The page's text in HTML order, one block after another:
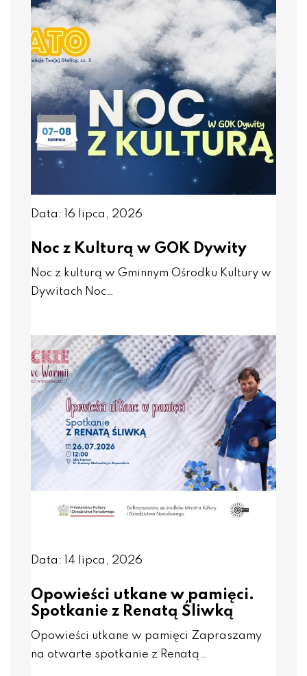
Data: 16 lipca, 2026
Noc z Kulturą w GOK Dywity
Noc z kulturą w Gminnym Ośrodku Kultury w
Dywitach Noc…
Data: 14 lipca, 2026
Opowieści utkane w pamięci.
Spotkanie z Renatą Śliwką
Opowieści utkane w pamięci Zapraszamy
na otwarte spotkanie z Renatą…